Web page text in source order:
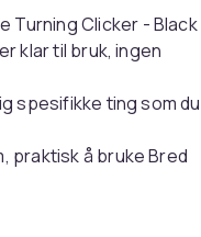
Turning Clicker - Black
klar til bruk, ingen
spesifikke ting som du
praktisk å bruke Bred